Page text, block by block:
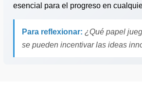
esencial para el progreso en
Para reflexionar: ¿Qué papel
se pueden incentivar las ideas